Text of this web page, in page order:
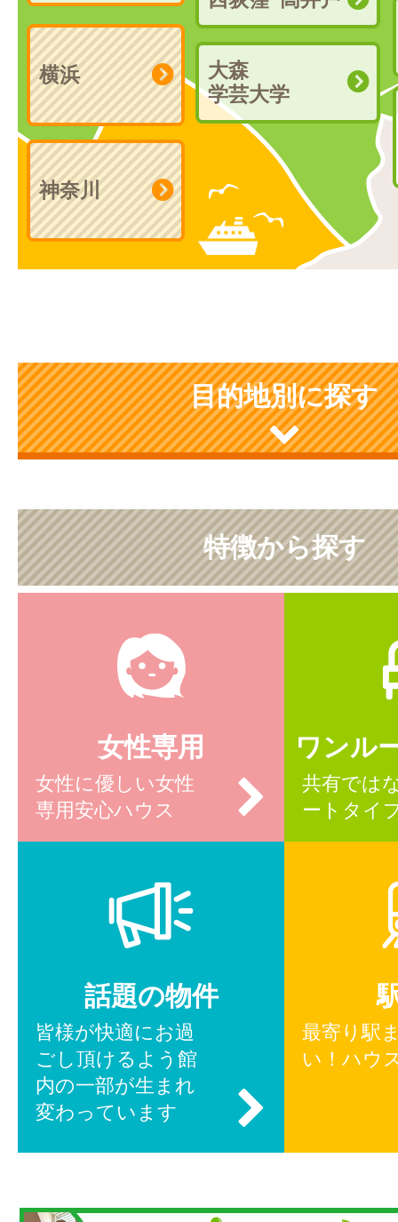
神奈川
大森
学芸大学
横浜
目的地別に探す
特徴から探す
女性専用
女性に優しい女性
専用安心ハウス
ワンル
共有では
ートタイ
話題の物件
皆様が快適にお過
ごし頂けるよう館
内の一部が生まれ
変わっています
最寄り駅
い！ハウ